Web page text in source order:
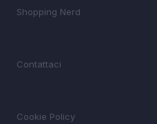
Shopping Nerd
Contattaci
Cookie Policy